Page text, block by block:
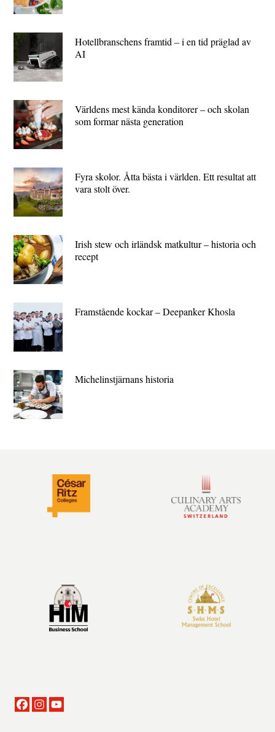
Hotellbranschens framtid – i en tid präglad av
AI
Världens mest kända konditorer – och skolan
som formar nästa generation
Fyra skolor. Åtta bästa i världen. Ett resultat att
vara stolt över.
Irish stew och irländsk matkultur – historia och
recept
Framstående kockar – Deepanker Khosla
Michelin­stjärnans historia